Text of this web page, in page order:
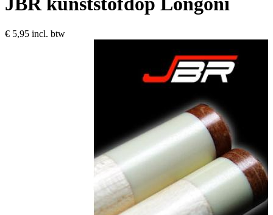
€ 5,95 incl. btw